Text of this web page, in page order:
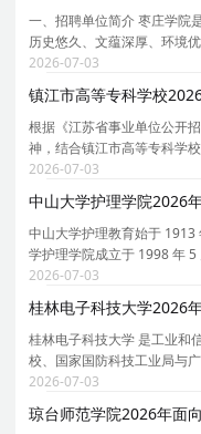
一、招聘单位简介 枣庄学院
历史悠久、文蕴深厚、环境
枣庄市。京沪高铁、京台高
面积近 3000 亩，学校固定
2026-07-03
镇江市高等专科学校
根据《江苏省事业单位公开
神，结合镇江市高等专科学
招聘高层次人才有关事项公
人民共和国国籍； （二）岗
2026-07-03
中山大学护理学院2026
中山大学护理教育始于
学护理学院成立于 1998 年
卫生学校的基础上组建的，
学位教育 和 博士教育的护理
2026-07-03
桂林电子科技大学2026
桂林电子科技大学 是工业和
校、国家国防科技工业局与
部高校基础能力建设工程入
个，博士专业学位授权类别
2026-07-03
琼台师范学院2026年面